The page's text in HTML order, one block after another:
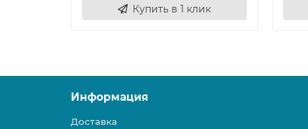
Купить в 1 клик
Информация
Доставка